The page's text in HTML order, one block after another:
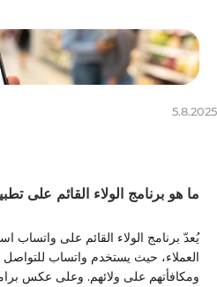
5.8.2025
ما هو برنامج الولاء القائم على
يُعدّ برنامج الولاء القائم على واتساب
العملاء، حيث يستخدم واتساب
ومكافأتهم على ولائهم. وعلى عكس برامج